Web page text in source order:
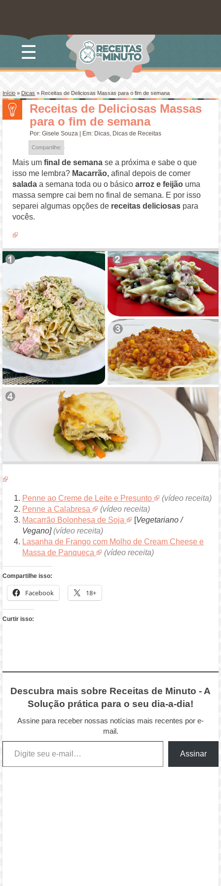
☰
Início»Dicas »Receitas de Deliciosas Massas para o fim de semana
Receitas de Deliciosas Massas
para o fim de semana
Por:Gisele Souza | Em: Dicas, Dicas de Receitas
Compartilhe:
Mais umfinal de semana se a próxima e sabe o que
isso me lembra? Macarrão, afinal depois de comer
salada a semana toda ou o básicoarroz e feijão uma
massa sempre cai bem no final de semana. E por isso
separei algumas opções de receitas deliciosas para
vocês.
Penne ao Creme de Leite e Presunto
(vídeo receita)
Penne a Calabresa
(vídeo receita)
Macarrão Bolonhesa de Soja
[Vegetariano /
Vegano](vídeo receita)
Lasanha de Frango com Molho de Cream Cheese e
Massa de Panqueca
(vídeo receita)
Compartilhe isso:
Facebook 18+
Curtir isso:
Descubra mais sobre Receitas de Minuto - A
Solução prática para o seu dia-a-dia!
Assine para receber nossas notícias mais recentes por e-
mail.
Digite seu e-mail…
Assinar